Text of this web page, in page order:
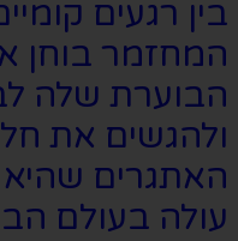
בין רגעים
המחזמר בוחן
הבוערת שלה
ולהגשים את
האתגרים
עולה בעולם